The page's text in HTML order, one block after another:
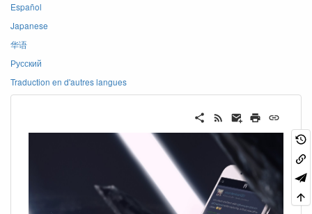
Español
Japanese
华语
Русский
Traduction en d'autres langues